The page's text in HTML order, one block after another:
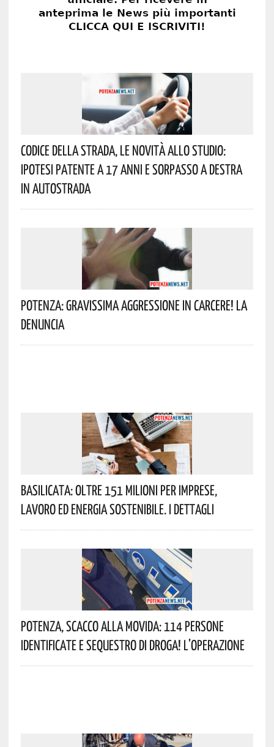
Codice Della Strada, Le Novità Allo Studio:
Ipotesi Patente A 17 Anni E Sorpasso A Destra
In Autostrada
Potenza: Gravissima Aggressione In Carcere! La
Denuncia
Basilicata: Oltre 151 Milioni Per Imprese,
Lavoro Ed Energia Sostenibile. I Dettagli
Potenza, Scacco Alla Movida: 114 Persone
Identificate E Sequestro Di Droga! L’operazione